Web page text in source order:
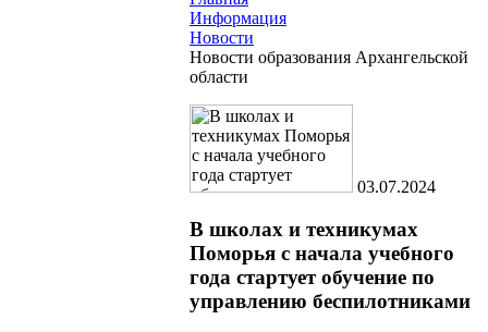
Информация
Новости
Новости образования Архангельской
области
03.07.2024
В школах и техникумах
Поморья с начала учебного
года стартует обучение по
управлению беспилотниками